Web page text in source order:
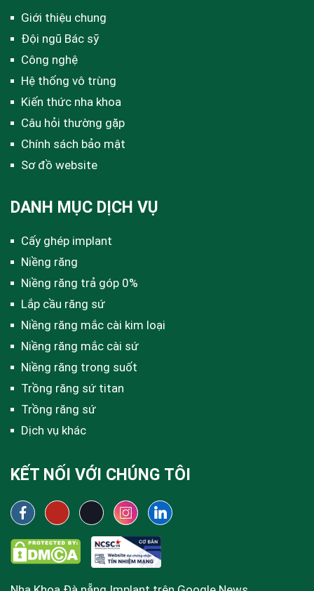
Giới thiệu chung
Đội ngũ Bác sỹ
Công nghệ
Hệ thống vô trùng
Kiến thức nha khoa
Câu hỏi thường gặp
Chính sách bảo mật
Sơ đồ website
DANH MỤC DỊCH VỤ
Cấy ghép implant
Niềng răng
Niềng răng trả góp 0%
Lắp cầu răng sứ
Niềng răng mắc cài kim loại
Niềng răng mắc cài sứ
Niềng răng trong suốt
Trồng răng sứ titan
Trồng răng sứ
Dịch vụ khác
KẾT NỐI VỚI CHÚNG TÔI